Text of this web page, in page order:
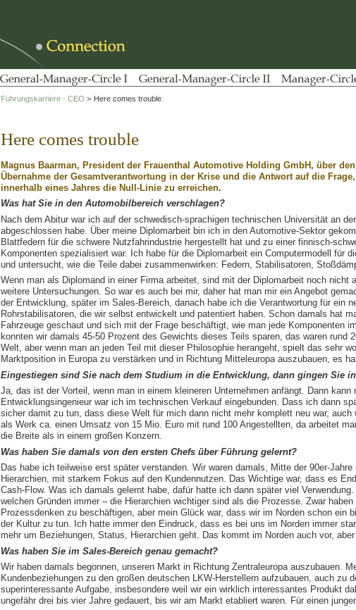
Führungskarriere - CEO > Here comes trouble
Here comes trouble
Magnus Baarman, President der Frauenthal Automotive Holding GmbH, über
Übernahme der Gesamtverantwortung in der Krise und die Antwort auf die
innerhalb eines Jahres die Null-Linie zu erreichen.
Was hat Sie in den Automobilbereich verschlagen?
Nach dem Abitur war ich auf der schwedisch-sprachigen technischen Universität an
abgeschlossen habe. Über meine Diplomarbeit bin ich in den Automotive-Sektor
Blattfedern für die schwere Nutzfahrindustrie hergestellt hat und zu einer finnisch-
Komponenten spezialisiert war. Ich habe für die Diplomarbeit ein Computermodell für
und untersucht, wie die Teile dabei zusammenwirken: Federn, Stabilisatoren,
Wenn man als Diplomand in einer Firma arbeitet, sind mit der Diplomarbeit noch
weitere Untersuchungen. So war es auch bei mir, daher hat man mir ein Angebot
der Entwicklung, später im Sales-Bereich, danach habe ich die Verantwortung für ein
Rohrstabilisatoren, die wir selbst entwickelt und patentiert haben. Schon damals hat
Fahrzeuge geschaut und sich mit der Frage beschäftigt, wie man jede Komponenten
konnten wir damals 45-50 Prozent des Gewichts dieses Teils sparen, das waren
Welt, aber wenn man an jeden Teil mit dieser Philosophie herangeht, spielt das sehr
Marktposition in Europa zu verstärken und in Richtung Mitteleuropa auszubauen, es
Eingestiegen sind Sie nach dem Studium in die Entwicklung, dann gingen Sie
Ja, das ist der Vorteil, wenn man in einem kleineren Unternehmen anfängt. Dann
Entwicklungsingenieur war ich im technischen Verkauf eingebunden. Dass ich dann
sicher damit zu tun, dass diese Welt für mich dann nicht mehr komplett neu war,
als Werk ca. einen Umsatz von 15 Mio. Euro mit rund 100 Angestellten, da arbeitet
die Breite als in einem großen Konzern.
Was haben Sie damals von den ersten Chefs über Führung gelernt?
Das habe ich teilweise erst später verstanden. Wir waren damals, Mitte der 90er-
Hierarchien, mit starkem Fokus auf den Kundennutzen. Das Wichtige war, dass es
Cash-Flow. Was ich damals gelernt habe, dafür hatte ich dann später viel
welchen Gründen immer – die Hierarchien wichtiger sind als die Prozesse. Zwar
Prozessdenken zu beschäftigen, aber mein Glück war, dass wir im Norden schon ein
der Kultur zu tun. Ich hatte immer den Eindruck, dass es bei uns im Norden immer
mehr um Beziehungen, Status, Hierarchien geht. Das kommt im Norden auch vor,
Was haben Sie im Sales-Bereich genau gemacht?
Wir haben damals begonnen, unseren Markt in Richtung Zentraleuropa auszubauen.
Kundenbeziehungen zu den großen deutschen LKW-Herstellern aufzubauen, auch zu
superinteressante Aufgabe, insbesondere weil wir ein wirklich interessantes Produkt
ungefähr drei bis vier Jahre gedauert, bis wir am Markt etabliert waren. Für einen